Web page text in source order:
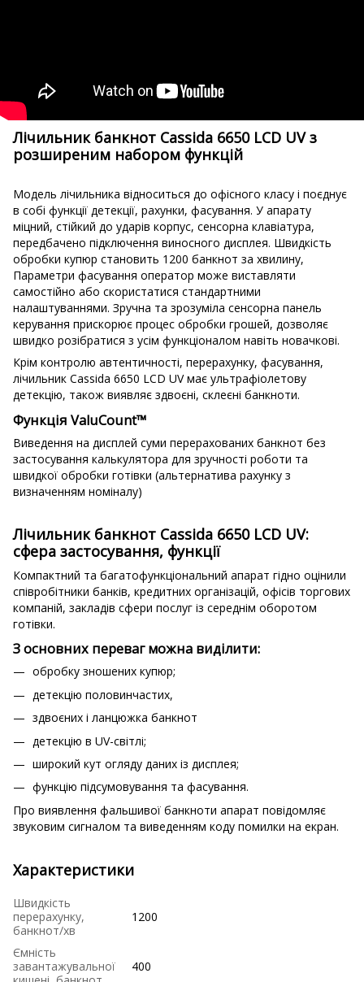
Лічильник банкнот Cassida 6650 LCD UV з
розширеним набором функцій
Модель лічильника відноситься до офісного класу і поєднує
в собі функції детекції, рахунки, фасування. У апарату
міцний, стійкий до ударів корпус, сенсорна клавіатура,
передбачено підключення виносного дисплея. Швидкість
обробки купюр становить 1200 банкнот за хвилину,
Параметри фасування оператор може виставляти
самостійно або скористатися стандартними
налаштуваннями. Зручна та зрозуміла сенсорна панель
керування прискорює процес обробки грошей, дозволяє
швидко розібратися з усім функціоналом навіть новачкові.
Крім контролю автентичності, перерахунку, фасування,
лічильник Cassida 6650 LCD UV має ультрафіолетову
детекцію, також виявляє здвоєні, склеєні банкноти.
Функція ValuCount™
Виведення на дисплей суми перерахованих банкнот без
застосування калькулятора для зручності роботи та
швидкої обробки готівки (альтернатива рахунку з
визначенням номіналу)
Лічильник банкнот Cassida 6650 LCD UV:
сфера застосування, функції
Компактний та багатофункціональний апарат гідно оцінили
співробітники банків, кредитних організацій, офісів торгових
компаній, закладів сфери послуг із середнім оборотом
готівки.
З основних переваг можна виділити:
обробку зношених купюр;
детекцію половинчастих,
здвоєних і ланцюжка банкнот
детекцію в UV-світлі;
широкий кут огляду даних із дисплея;
функцію підсумовування та фасування.
Про виявлення фальшивої банкноти апарат повідомляє
звуковим сигналом та виведенням коду помилки на екран.
Характеристики
Швидкість
перерахунку,
банкнот/хв
1200
Ємність
завантажувальної
400